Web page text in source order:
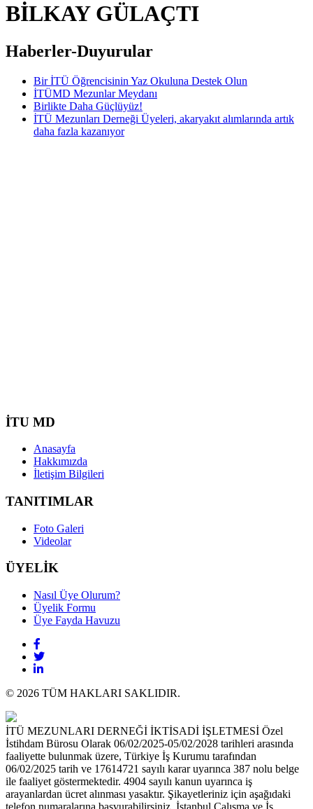
BİLKAY GÜLAÇTI
Haberler-Duyurular
Bir İTÜ Öğrencisinin Yaz Okuluna Destek Olun
İTÜMD Mezunlar Meydanı
Birlikte Daha Güçlüyüz!
İTÜ Mezunları Derneği Üyeleri, akaryakıt alımlarında artık
daha fazla kazanıyor
İTU MD
Anasayfa
Hakkımızda
İletişim Bilgileri
TANITIMLAR
Foto Galeri
Videolar
ÜYELİK
Nasıl Üye Olurum?
Üyelik Formu
Üye Fayda Havuzu
© 2026 TÜM HAKLARI SAKLIDIR.
İTÜ MEZUNLARI DERNEĞİ İKTİSADİ İŞLETMESİ Özel
İstihdam Bürosu Olarak 06/02/2025-05/02/2028 tarihleri arasında
faaliyette bulunmak üzere, Türkiye İş Kurumu tarafından
06/02/2025 tarih ve 17614721 sayılı karar uyarınca 387 nolu belge
ile faaliyet göstermektedir. 4904 sayılı kanun uyarınca iş
arayanlardan ücret alınması yasaktır. Şikayetleriniz için aşağıdaki
telefon numaralarına başvurabilirsiniz. İstanbul Çalışma ve İş